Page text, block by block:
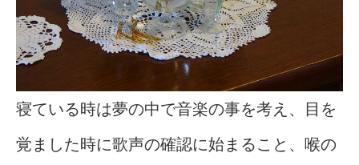
寝ている時は夢の中で音楽の事を考え、目を
覚ました時に歌声の確認に始まること、喉の